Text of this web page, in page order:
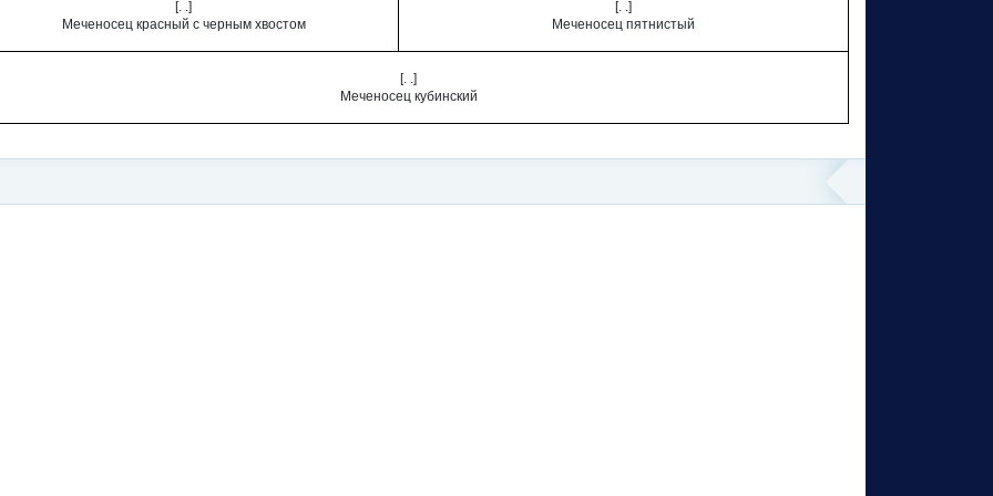
[. .]
Меченосец красный с черным хвостом
[. .]
Меченосец пятнистый
[. .]
Меченосец кубинский